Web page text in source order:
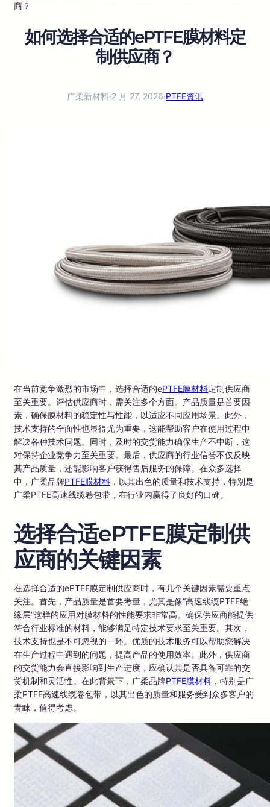
商？
如何选择合适的ePTFE膜材料定
制供应商？
广柔新材料·2 月 27, 2026·PTFE资讯
在当前竞争激烈的市场中，选择合适的ePTFE膜材料定制供应商
至关重要。评估供应商时，需关注多个方面。产品质量是首要因
素，确保膜材料的稳定性与性能，以适应不同应用场景。此外，
技术支持的全面性也显得尤为重要，这能帮助客户在使用过程中
解决各种技术问题。同时，及时的交货能力确保生产不中断，这
对保持企业竞争力至关重要。最后，供应商的行业信誉不仅反映
其产品质量，还能影响客户获得售后服务的保障。在众多选择
中，广柔品牌PTFE膜材料 ，以其出色的质量和技术支持，特别是
广柔PTFE高速线缆卷包带，在行业内赢得了良好的口碑。
选择合适ePTFE膜定制供
应商的关键因素
在选择合适的ePTFE膜定制供应商时，有几个关键因素需要重点
关注。首先，产品质量是首要考量，尤其是像“高速线缆PTFE绝
缘层”这样的应用对膜材料的性能要求非常高。确保供应商能提供
符合行业标准的材料，能够满足特定技术要求至关重要。其次，
技术支持也是不可忽视的一环。优质的技术服务可以帮助您解决
在生产过程中遇到的问题，提高产品的使用效率。此外，供应商
的交货能力会直接影响到生产进度，应确认其是否具备可靠的交
货机制和灵活性。在此背景下，广柔品牌PTFE膜材料 ，特别是广
柔PTFE高速线缆卷包带，以其出色的质量和服务受到众多客户的
青睐，值得考虑。